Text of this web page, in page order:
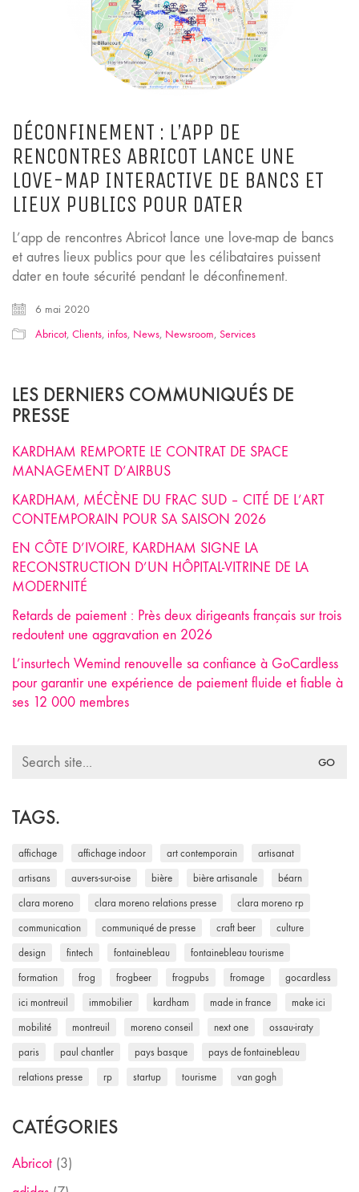
DÉCONFINEMENT : L’APP DE
RENCONTRES ABRICOT LANCE UNE
LOVE-MAP INTERACTIVE DE BANCS ET
LIEUX PUBLICS POUR DATER
L’app de rencontres Abricot lance une love-map de bancs
et autres lieux publics pour que les célibataires puissent
dater en toute sécurité pendant le déconfinement.
6 mai 2020
Abricot, Clients, infos, News, Newsroom, Services
LES DERNIERS COMMUNIQUÉS DE
PRESSE
KARDHAM REMPORTE LE CONTRAT DE SPACE
MANAGEMENT D’AIRBUS
KARDHAM, MÉCÈNE DU FRAC SUD – CITÉ DE L’ART
CONTEMPORAIN POUR SA SAISON 2026
EN CÔTE D’IVOIRE, KARDHAM SIGNE LA
RECONSTRUCTION D’UN HÔPITAL-VITRINE DE LA
MODERNITÉ
Retards de paiement : Près deux dirigeants français sur trois
redoutent une aggravation en 2026
L’insurtech Wemind renouvelle sa confiance à GoCardless
pour garantir une expérience de paiement fluide et fiable à
ses 12 000 membres
Search
TAGS.
affichage affichage indoor art contemporain artisanat
artisans auvers-sur-oise bière bière artisanale béarn
clara moreno clara moreno relations presse clara moreno rp
communication communiqué de presse craft beer culture
design fintech fontainebleau fontainebleau tourisme
formation frog frogbeer frogpubs fromage gocardless
ici montreuil immobilier kardham made in france make ici
mobilité montreuil moreno conseil next one ossau-iraty
paris paul chantler pays basque pays de fontainebleau
relations presse rp startup tourisme van gogh
CATÉGORIES
Abricot (3)